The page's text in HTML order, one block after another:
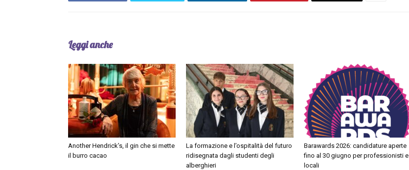
Leggi anche
Another Hendrick’s, il gin che si mette
il burro cacao
La formazione e l’ospitalità del futuro
ridisegnata dagli studenti degli
alberghieri
Barawards 2026: candidature aperte
fino al 30 giugno per professionisti e
locali